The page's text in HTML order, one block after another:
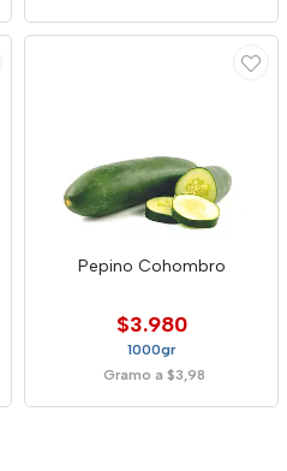
Pepino Cohombro
$3.980
1000gr
Gramo a $3,98